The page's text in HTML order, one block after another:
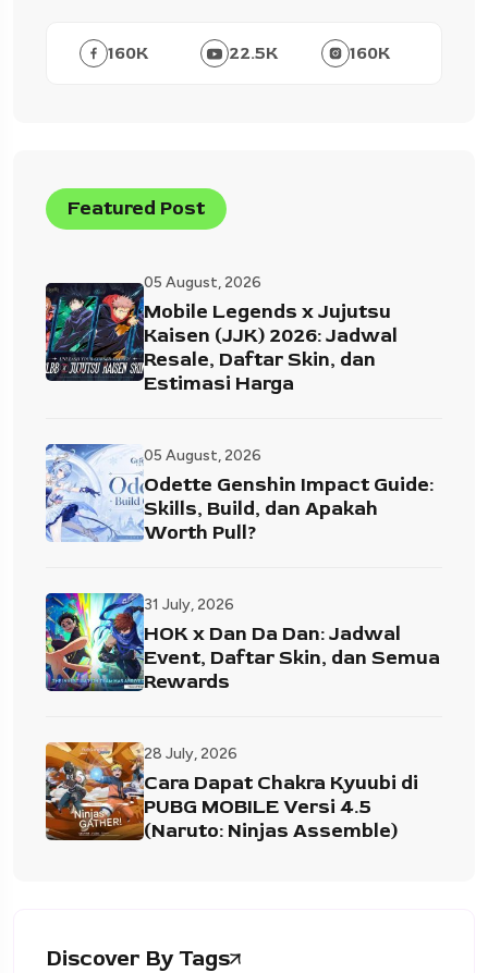
160K 22.5K 160K
Featured Post
05 August, 2026
Mobile Legends x Jujutsu
Kaisen (JJK) 2026: Jadwal
Resale, Daftar Skin, dan
Estimasi Harga
05 August, 2026
Odette Genshin Impact Guide:
Skills, Build, dan Apakah
Worth Pull?
31 July, 2026
HOK x Dan Da Dan: Jadwal
Event, Daftar Skin, dan Semua
Rewards
28 July, 2026
Cara Dapat Chakra Kyuubi di
PUBG MOBILE Versi 4.5
(Naruto: Ninjas Assemble)
Discover By Tags